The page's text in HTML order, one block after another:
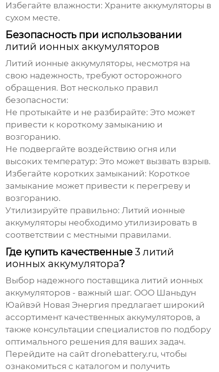
Избегайте влажности: Храните аккумуляторы в
сухом месте.
Безопасность при использовании
литий ионных аккумуляторов
Литий ионные аккумуляторы, несмотря на
свою надежность, требуют осторожного
обращения. Вот несколько правил
безопасности:
Не протыкайте и не разбирайте: Это может
привести к короткому замыканию и
возгоранию.
Не подвергайте воздействию огня или
высоких температур: Это может вызвать взрыв.
Избегайте коротких замыканий: Короткое
замыкание может привести к перегреву и
возгоранию.
Утилизируйте правильно: Литий ионные
аккумуляторы необходимо утилизировать в
соответствии с местными правилами.
Где купить качественные3 литий
ионных аккумулятора?
Выбор надежного поставщикалитий ионных
аккумуляторов - важный шаг. ООО Шаньдун
Юайвэй Новая Энергия предлагает широкий
ассортимент качественных аккумуляторов, а
также консультации специалистов по подбору
оптимального решения для ваших задач.
Перейдите на сайтdronebattery.ru, чтобы
ознакомиться с каталогом и получить